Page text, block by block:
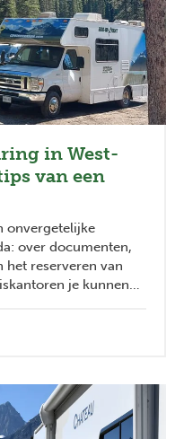
in West-
van een
onvergetelijke
over documenten,
reserveren van
je kunnen